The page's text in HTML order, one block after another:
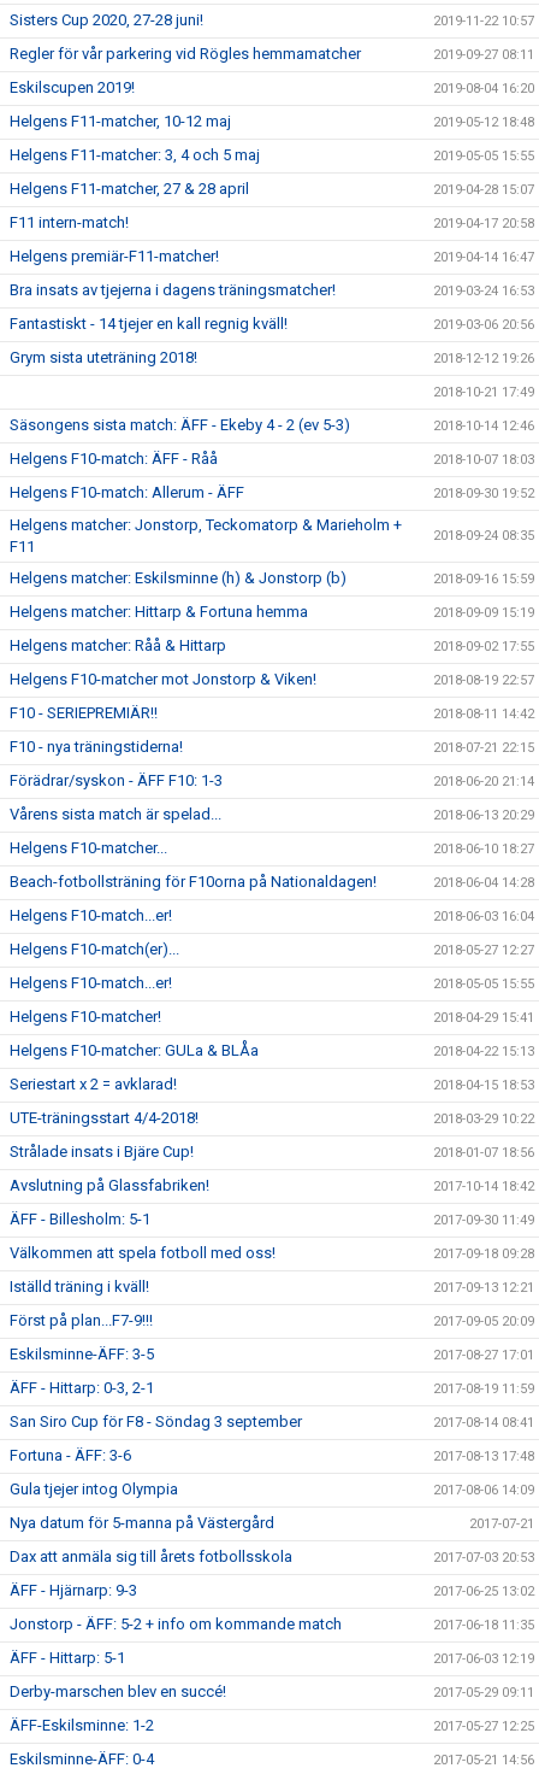
Sisters Cup 2020, 27-28 juni! 2019-11-22 10:57
Regler för vår parkering vid Rögles hemmamatcher 2019-09-27 08:11
Eskilscupen 2019! 2019-08-04 16:20
Helgens F11-matcher, 10-12 maj 2019-05-12 18:48
Helgens F11-matcher: 3, 4 och 5 maj 2019-05-05 15:55
Helgens F11-matcher, 27 & 28 april 2019-04-28 15:07
F11 intern-match! 2019-04-17 20:58
Helgens premiär-F11-matcher! 2019-04-14 16:47
Bra insats av tjejerna i dagens träningsmatcher! 2019-03-24 16:53
Fantastiskt - 14 tjejer en kall regnig kväll! 2019-03-06 20:56
Grym sista uteträning 2018! 2018-12-12 19:26
2018-10-21 17:49
Säsongens sista match: ÄFF - Ekeby 4 - 2 (ev 5-3) 2018-10-14 12:46
Helgens F10-match: ÄFF - Råå 2018-10-07 18:03
Helgens F10-match: Allerum - ÄFF 2018-09-30 19:52
Helgens matcher: Jonstorp, Teckomatorp & Marieholm +
F11
2018-09-24 08:35
Helgens matcher: Eskilsminne (h) & Jonstorp (b) 2018-09-16 15:59
Helgens matcher: Hittarp & Fortuna hemma 2018-09-09 15:19
Helgens matcher: Råå & Hittarp 2018-09-02 17:55
Helgens F10-matcher mot Jonstorp & Viken! 2018-08-19 22:57
F10 - SERIEPREMIÄR!! 2018-08-11 14:42
F10 - nya träningstiderna! 2018-07-21 22:15
Förädrar/syskon - ÄFF F10: 1-3 2018-06-20 21:14
Vårens sista match är spelad... 2018-06-13 20:29
Helgens F10-matcher... 2018-06-10 18:27
Beach-fotbollsträning för F10orna på Nationaldagen! 2018-06-04 14:28
Helgens F10-match...er! 2018-06-03 16:04
Helgens F10-match(er)... 2018-05-27 12:27
Helgens F10-match...er! 2018-05-05 15:55
Helgens F10-matcher! 2018-04-29 15:41
Helgens F10-matcher: GULa & BLÅa 2018-04-22 15:13
Seriestart x 2 = avklarad! 2018-04-15 18:53
UTE-träningsstart 4/4-2018! 2018-03-29 10:22
Strålade insats i Bjäre Cup! 2018-01-07 18:56
Avslutning på Glassfabriken! 2017-10-14 18:42
ÄFF - Billesholm: 5-1 2017-09-30 11:49
Välkommen att spela fotboll med oss! 2017-09-18 09:28
Iställd träning i kväll! 2017-09-13 12:21
Först på plan...F7-9!!! 2017-09-05 20:09
Eskilsminne-ÄFF: 3-5 2017-08-27 17:01
ÄFF - Hittarp: 0-3, 2-1 2017-08-19 11:59
San Siro Cup för F8 - Söndag 3 september 2017-08-14 08:41
Fortuna - ÄFF: 3-6 2017-08-13 17:48
Gula tjejer intog Olympia 2017-08-06 14:09
Nya datum för 5-manna på Västergård 2017-07-21
Dax att anmäla sig till årets fotbollsskola 2017-07-03 20:53
ÄFF - Hjärnarp: 9-3 2017-06-25 13:02
Jonstorp - ÄFF: 5-2 + info om kommande match 2017-06-18 11:35
ÄFF - Hittarp: 5-1 2017-06-03 12:19
Derby-marschen blev en succé! 2017-05-29 09:11
ÄFF-Eskilsminne: 1-2 2017-05-27 12:25
Eskilsminne-ÄFF: 0-4 2017-05-21 14:56